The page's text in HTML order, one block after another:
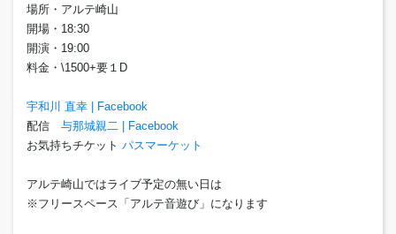
場所・アルテ崎山
開場・18:30
開演・19:00
料金・\1500+要１D
宇和川 直幸 | Facebook
配信 与那城親二 | Facebook
お気持ちチケット パスマーケット
アルテ崎山ではライブ予定の無い日は
※フリースペース「アルテ音遊び」になります